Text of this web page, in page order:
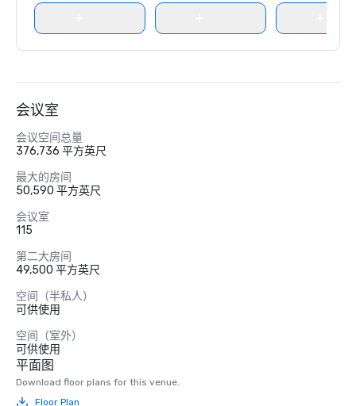
会议室
会议空间总量
376,736 平方英尺
最大的房间
50,590 平方英尺
会议室
115
第二大房间
49,500 平方英尺
空间（半私人）
可供使用
空间（室外）
可供使用
平面图
Download floor plans for this venue.
Floor Plan